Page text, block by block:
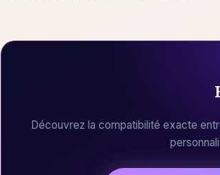
Découvrez la compatibilité exacte